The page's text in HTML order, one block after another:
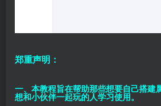
郑重声明：
一、本教程旨在帮助那些想要自己搭建
想和小伙伴一起玩的人学习使用。